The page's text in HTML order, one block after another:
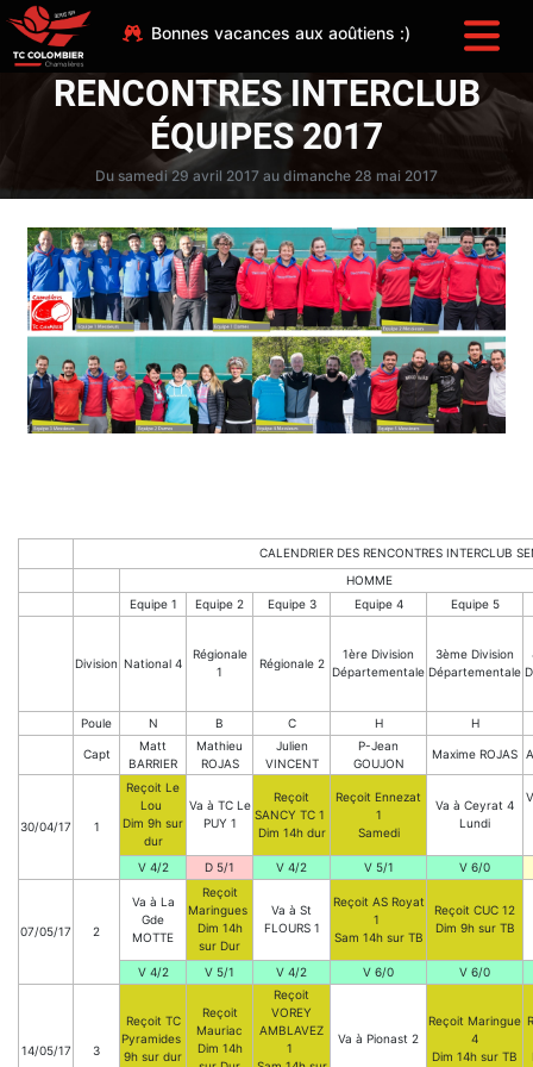
Bonnes vacances aux aoûtiens :)
RENCONTRES INTERCLUB
ÉQUIPES 2017
Du samedi 29 avril 2017 au dimanche 28 mai 2017
CALENDRIER DES RENCONTRES INTERCLUB
HOMME
Equipe 1
Equipe 2 Equipe 3 Equipe 4 Equipe 5
Division National 4
Régionale
1
Régionale 2
1ère Division
Départementale
3ème Division
Départementale
Poule N B C H H
Capt
Matt
BARRIER
Mathieu
ROJAS
Julien
VINCENT
P-Jean
GOUJON
Maxime ROJAS
30/04/17 1
Reçoit Le
Lou
Dim 9h sur
dur
Va à TC Le
PUY 1
Reçoit
SANCY TC 1
Dim 14h dur
Reçoit Ennezat
1
Samedi
Va à Ceyrat 4
Lundi
V 4/2 D 5/1 V 4/2 V 5/1 V 6/0
07/05/17 2
Va à La
Gde
MOTTE
Reçoit
Maringues
Dim 14h
sur Dur
Va à St
FLOURS 1
Reçoit AS Royat
1
Sam 14h sur TB
Reçoit CUC 12
Dim 9h sur TB
V 4/2 V 5/1 V 4/2 V 6/0 V 6/0
14/05/17 3
Reçoit TC
Pyramides
9h sur dur
Reçoit
Mauriac
Dim 14h
Reçoit
VOREY
AMBLAVEZ
1
Va à Pionast 2
Reçoit Maringue
4
Dim 14h sur TB